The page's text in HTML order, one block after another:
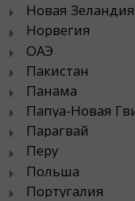
Новая Зеландия
Норвегия
ОАЭ
Пакистан
Панама
Папуа-Новая
Парагвай
Перу
Польша
Португалия